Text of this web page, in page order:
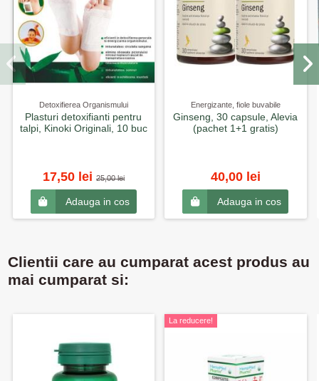
Detoxifierea Organismului
Plasturi detoxifianti pentru
talpi, Kinoki Originali, 10 buc
17,50 lei 25,00 lei
Adauga in cos
Energizante, fiole buvabile
Ginseng, 30 capsule, Alevia
(pachet 1+1 gratis)
40,00 lei
Adauga in cos
Clientii care au cumparat acest produs au
mai cumparat si:
La reducere!